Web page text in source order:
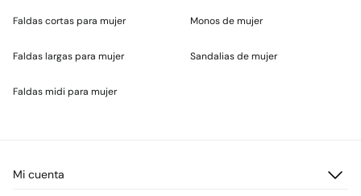
Faldas cortas para mujer
Faldas largas para mujer
Faldas midi para mujer
Monos de mujer
Sandalias de mujer
Mi cuenta